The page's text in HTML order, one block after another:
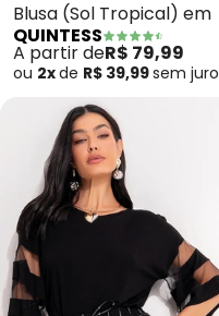
Blusa (Sol Tropical) em
QUINTESS
A partir deR$ 79,99
ou 2xde R$ 39,99sem